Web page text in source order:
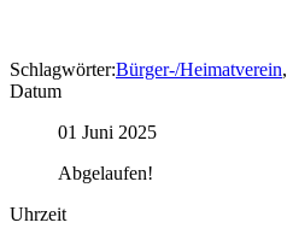
Schlagwörter:Bürger-/Heimatverein,
Datum
01 Juni 2025
Abgelaufen!
Uhrzeit